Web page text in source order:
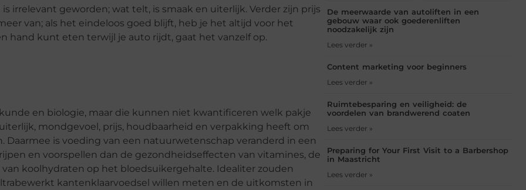
irrelevant geworden; wat telt, is smaak en uiterlijk. Verder zijn prijs
van; als het eindeloos goed blijft, heb je het altijd voor het
hand kunt eten terwijl je auto rijdt, gaat het vanzelf op.
en biologie, maar die kunnen niet kwantificeren welk pakje
mondgevoel, prijs, houdbaarheid en verpakking heeft om
is voeding van een natuurwetenschap veranderd in een
en voorspellen dan de gezondheidseffecten van vitamines, de
koolhydraten op het bloedsuikergehalte. Idealiter zouden
kantenklaarvoedsel willen meten en de uitkomsten in
De meerwaarde van autoliften in een
gebouw waar ook goederenliften
noodzakelijk zijn
Lees verder »
Content marketing voor beginners
Lees verder »
Ruimtebesparing en veiligheid: de
voordelen van brandwerend coaten
Lees verder »
Preparing for Your First Visit to a Barbershop
in Maastricht
Lees verder »